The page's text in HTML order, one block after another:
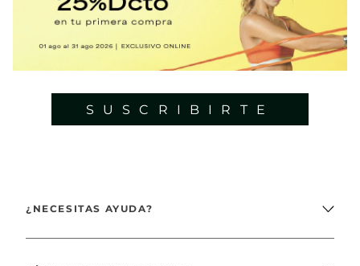
SUSCRIBIRTE
¿NECESITAS AYUDA?